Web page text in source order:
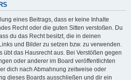
eines Beitrags, dass er keine Inhalte
Recht oder die guten Sitten verstoßen. Du
du das Recht besitzt, die in deinen
und Bilder zu setzen bzw. zu verwenden.
übt das Hausrecht aus. Bei Verstößen gegen
oder anderer im Board veröffentlichten
dich nach Abmahnung zeitweise oder
dieses Boards ausschließen und dir ein